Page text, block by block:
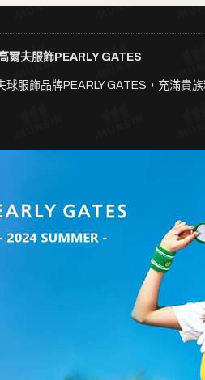
爾夫服飾PEARLY GATES
球服飾品牌PEARLY GATES，充滿貴